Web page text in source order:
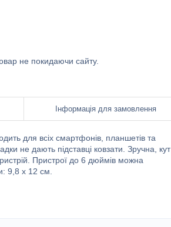
не покидаючи сайту.
Інформація для замовлення
для всіх смартфонів, планшетів та
не дають підставці ковзати. Зручна, кут
Пристрої до 6 дюймів можна
9,8 х 12 см.